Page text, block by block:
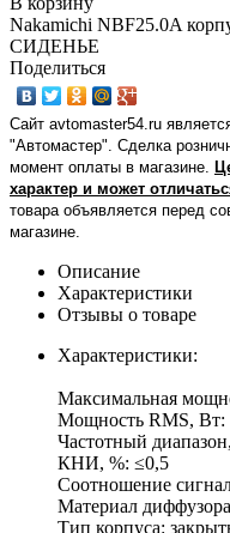
Nakamichi NBF25.0A
СИДЕНЬЕ
Поделиться
Сайт avtomaster54.ru
"Автомастер". Сделка
момент оплаты в магазине.
характер и может
товара объявляется перед
магазине
Описание
Характеристики
Отзывы о товаре
Характеристики:
Максимальная
Мощность RMS, Вт:
Частотный
КНИ, %: ≤0,5
Соотношение
Материал
Тип корпуса: